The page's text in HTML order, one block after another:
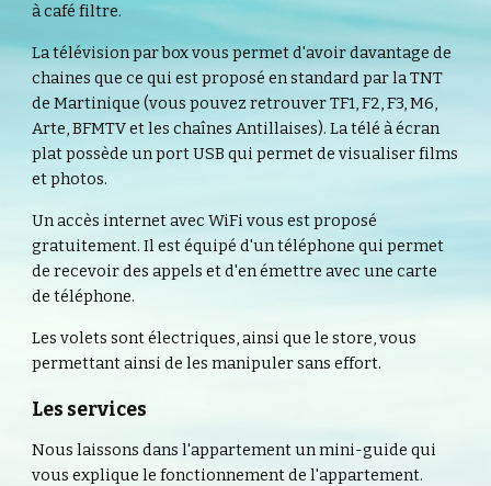
à café filtre.
La télévision par box vous permet d'avoir davantage de
chaines que ce qui est proposé en standard par la TNT
de Martinique (vous pouvez retrouver TF1, F2, F3, M6,
Arte, BFMTV et les chaînes Antillaises). La télé à écran
plat possède un port USB qui permet de visualiser films
et photos.
Un accès internet avec WiFi vous est proposé
gratuitement. Il est équipé d'un téléphone qui permet
de recevoir des appels et d'en émettre avec une carte
de téléphone.
Les volets sont électriques, ainsi que le store, vous
permettant ainsi de les manipuler sans effort.
Les services
Nous laissons dans l'appartement un mini-guide qui
vous explique le fonctionnement de l'appartement.